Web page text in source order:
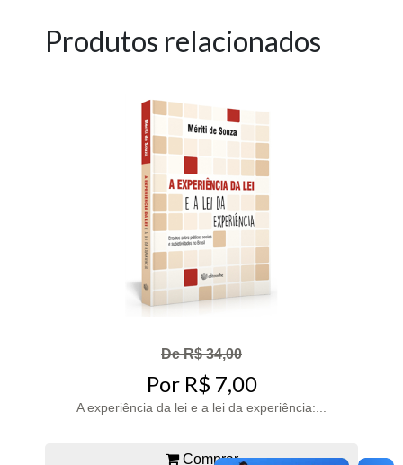
Produtos relacionados
De R$ 34,00
Por R$ 7,00
A experiência da lei e a lei da experiência:...
Comprar